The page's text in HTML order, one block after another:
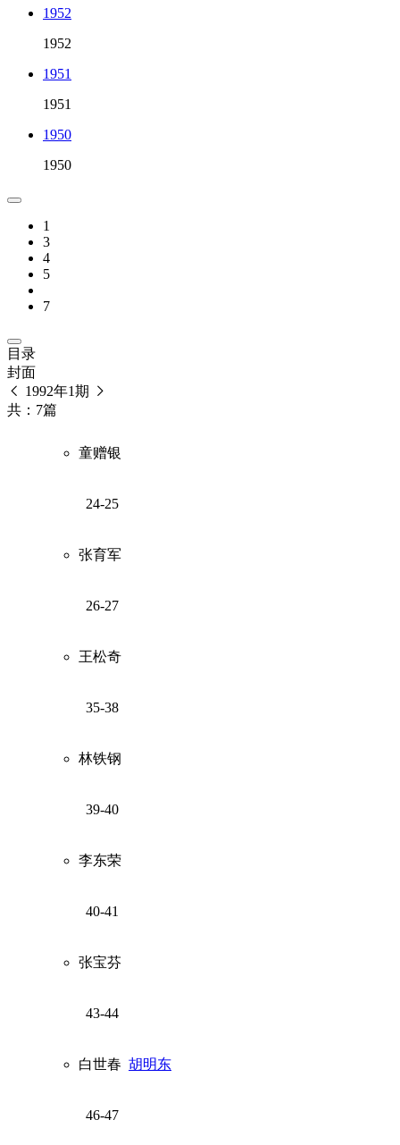
1952
1952
1951
1951
1950
1950
1
3
4
5
7
目录
封面
1992年1期
共：7篇
童赠银
24-25
张育军
26-27
王松奇
35-38
林铁钢
39-40
李东荣
40-41
张宝芬
43-44
白世春 胡明东
46-47